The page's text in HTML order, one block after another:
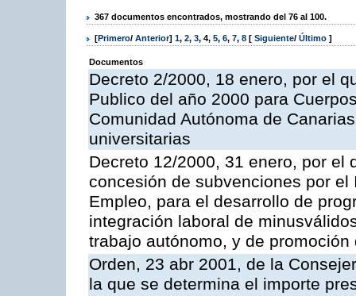
367 documentos encontrados, mostrando del 76 al 100.
[Primero/ Anterior] 1, 2, 3, 4, 5, 6, 7, 8 [ Siguiente/ Último ]
Documentos
Decreto 2/2000, 18 enero, por el
Publico del año 2000 para
Comunidad Autónoma de
universitarias
Decreto 12/2000, 31 enero, por el
concesión de subvenciones por
Empleo, para el desarrollo de
integración laboral de
trabajo autónomo, y de
Orden, 23 abr 2001, de la
la que se determina el importe